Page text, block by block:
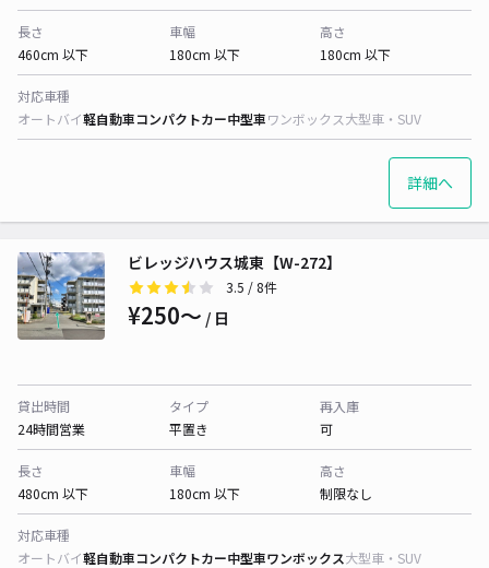
長さ
460cm 以下
車幅
180cm 以下
高さ
180cm 以下
対応車種
オートバイ軽自動車コンパクトカー中型車ワンボックス大型車・SUV
詳細へ
ビレッジハウス城東【W-272】
3.5 / 8件
¥250〜 / 日
貸出時間
24時間営業
タイプ
平置き
再入庫
可
長さ
480cm 以下
車幅
180cm 以下
高さ
制限なし
対応車種
オートバイ軽自動車コンパクトカー中型車ワンボックス大型車・SUV